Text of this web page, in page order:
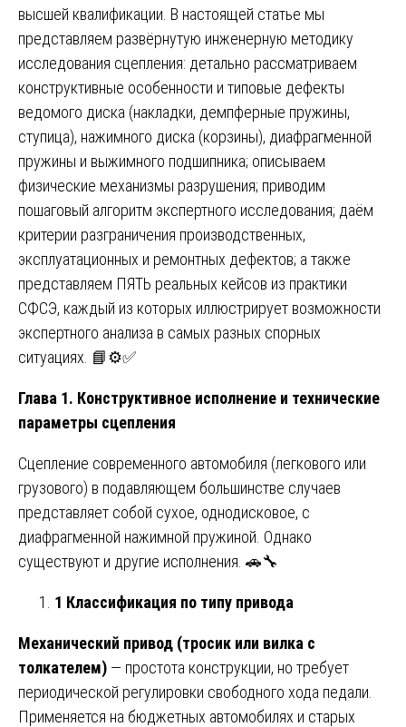
высшей квалификации. В настоящей статье мы
представляем развёрнутую инженерную методику
исследования сцепления: детально рассматриваем
конструктивные особенности и типовые дефекты
ведомого диска (накладки, демпферные пружины,
ступица), нажимного диска (корзины), диафрагменной
пружины и выжимного подшипника; описываем
физические механизмы разрушения; приводим
пошаговый алгоритм экспертного исследования; даём
критерии разграничения производственных,
эксплуатационных и ремонтных дефектов; а также
представляем ПЯТЬ реальных кейсов из практики
СФСЭ, каждый из которых иллюстрирует возможности
экспертного анализа в самых разных спорных
ситуациях. 📘⚙️✅
Глава 1. Конструктивное исполнение и технические
параметры сцепления
Сцепление современного автомобиля (легкового или
грузового) в подавляющем большинстве случаев
представляет собой сухое, однодисковое, с
диафрагменной нажимной пружиной. Однако
существуют и другие исполнения. 🚗🔧
1 Классификация по типу привода
Механический привод (тросик или вилка с
толкателем) — простота конструкции, но требует
периодической регулировки свободного хода педали.
Применяется на бюджетных автомобилях и старых